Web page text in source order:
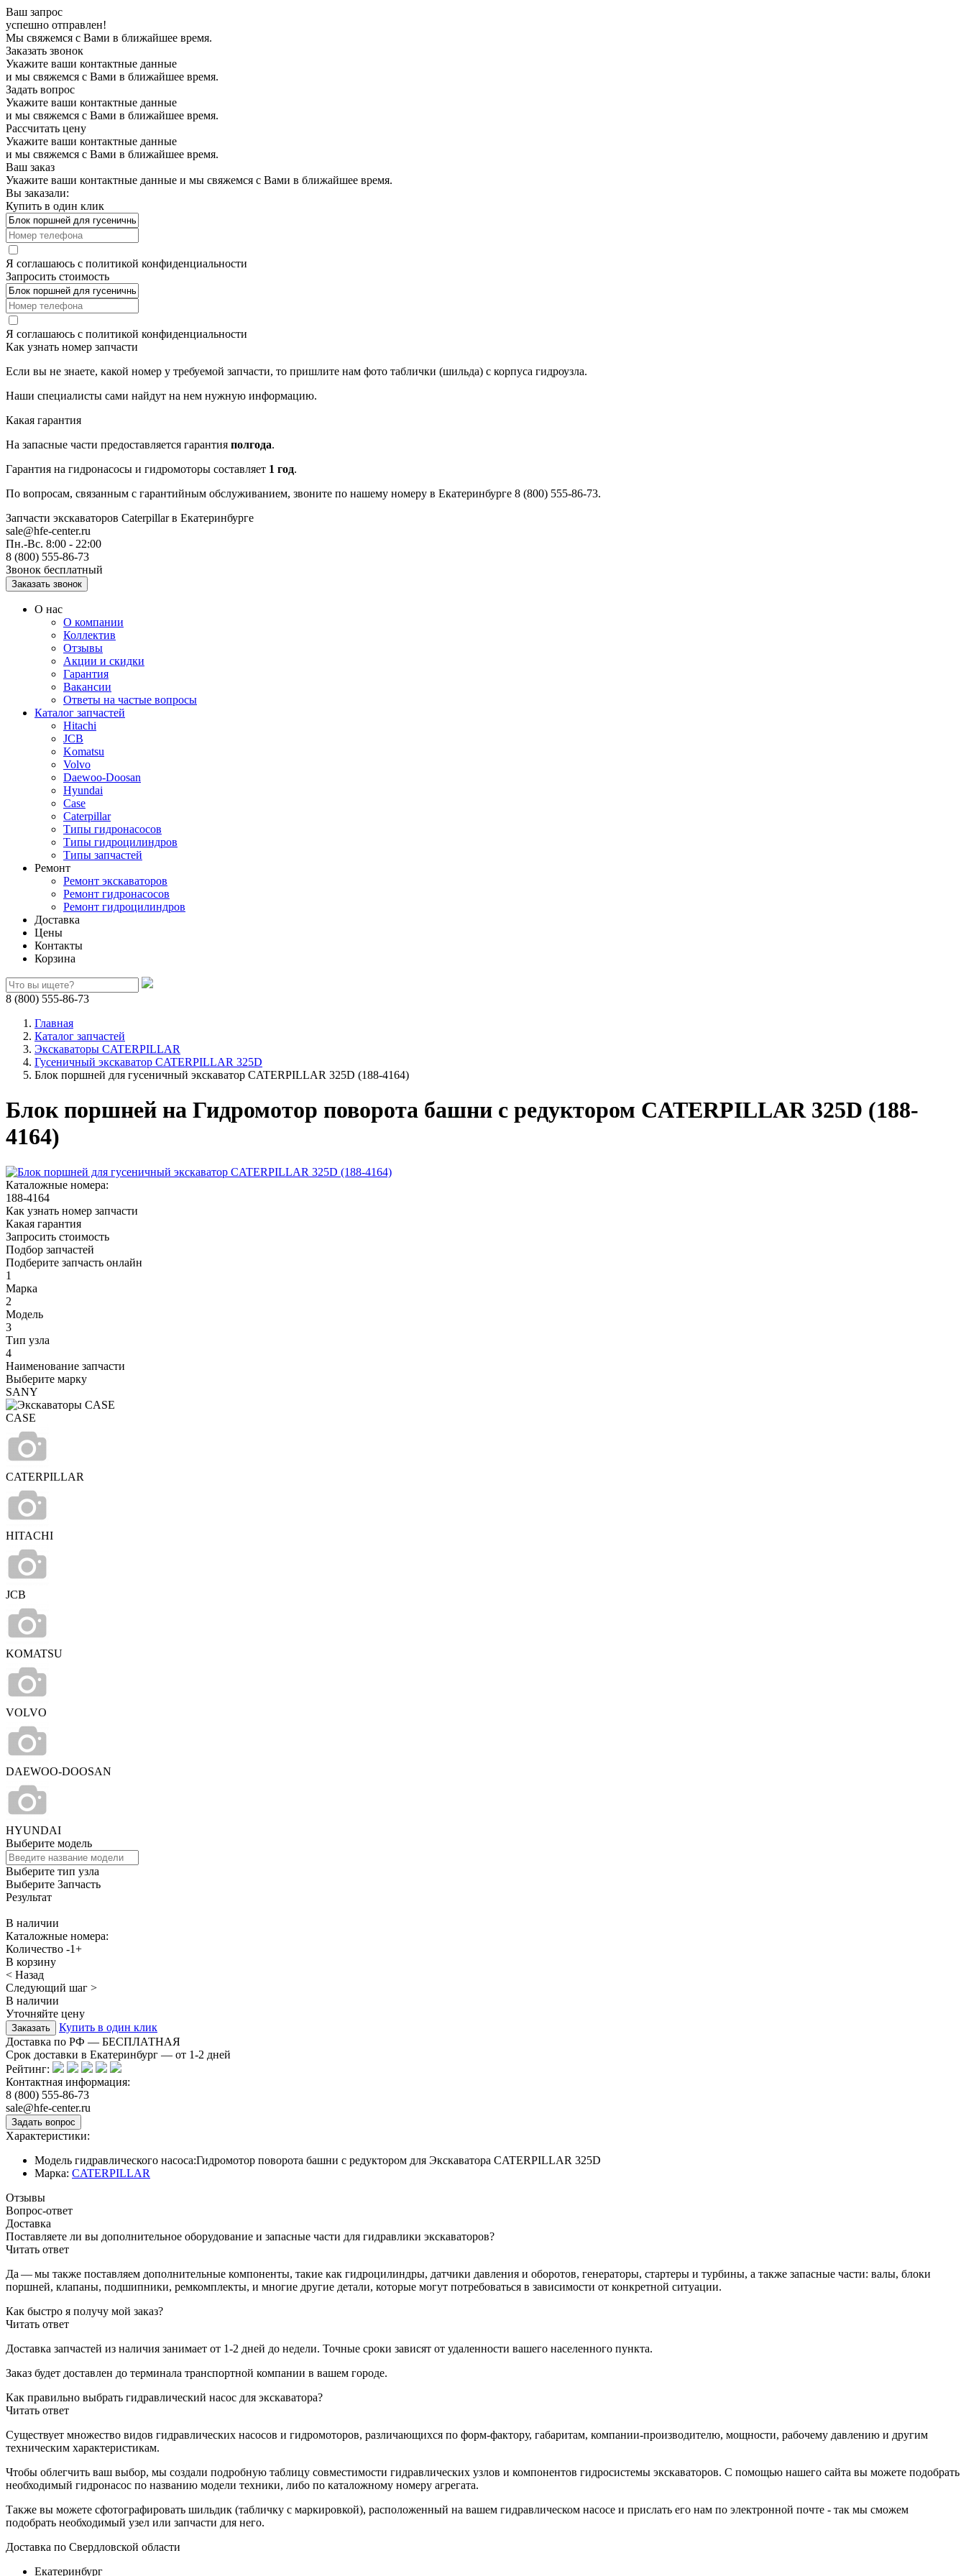
Ваш запрос
успешно отправлен!
Мы свяжемся с Вами в ближайшее время.
Заказать звонок
Укажите ваши контактные данные
и мы свяжемся с Вами в ближайшее время.
Задать вопрос
Укажите ваши контактные данные
и мы свяжемся с Вами в ближайшее время.
Рассчитать цену
Укажите ваши контактные данные
и мы свяжемся с Вами в ближайшее время.
Ваш заказ
Укажите ваши контактные данные и мы свяжемся с Вами в ближайшее время.
Вы заказали:
Купить в один клик
Я соглашаюсь с политикой конфиденциальности
Запросить стоимость
Я соглашаюсь с политикой конфиденциальности
Как узнать номер запчасти
Если вы не знаете, какой номер у требуемой запчасти, то пришлите нам фото таблички (шильда) с корпуса гидроузла.
Наши специалисты сами найдут на нем нужную информацию.
Какая гарантия
На запасные части предоставляется гарантия полгода.
Гарантия на гидронасосы и гидромоторы составляет 1 год.
По вопросам, связанным с гарантийным обслуживанием, звоните по нашему номеру в Екатеринбурге 8 (800) 555-86-73.
Запчасти экскаваторов Caterpillarв Екатеринбурге
sale@hfe-center.ru
Пн.-Вс. 8:00 - 22:00
8 (800) 555-86-73
Звонок бесплатный
О нас
О компании
Коллектив
Отзывы
Акции и скидки
Гарантия
Вакансии
Ответы на частые вопросы
Каталог запчастей
Hitachi
JCB
Komatsu
Volvo
Daewoo-Doosan
Hyundai
Case
Caterpillar
Типы гидронасосов
Типы гидроцилиндров
Типы запчастей
Ремонт
Ремонт экскаваторов
Ремонт гидронасосов
Ремонт гидроцилиндров
Доставка
Цены
Контакты
Корзина
8 (800) 555-86-73
Главная
Каталог запчастей
Экскаваторы CATERPILLAR
Гусеничный экскаватор CATERPILLAR 325D
Блок поршней для гусеничный экскаватор CATERPILLAR 325D (188-4164)
Блок поршней на Гидромотор поворота башни с редуктором CATERPILLAR 325D (188-
4164)
Каталожные номера:
188-4164
Как узнать номер запчасти
Какая гарантия
Запросить стоимость
Подбор запчастей
Подберите запчасть онлайн
1
Марка
2
Модель
3
Тип узла
4
Наименование запчасти
Выберите марку
SANY
CASE
CATERPILLAR
HITACHI
JCB
KOMATSU
VOLVO
DAEWOO-DOOSAN
HYUNDAI
Выберите модель
Выберите тип узла
Выберите Запчасть
Результат
В наличии
Каталожные номера:
Количество -1+
В корзину
< Назад
Следующий шаг >
В наличии
Уточняйте цену
Купить в один клик
Доставка по РФ — БЕСПЛАТНАЯ
Срок доставки в Екатеринбург — от 1-2 дней
Рейтинг:
Контактная информация:
8 (800) 555-86-73
sale@hfe-center.ru
Характеристики:
Модель гидравлического насоса:Гидромотор поворота башни с редуктором для Экскаватора CATERPILLAR 325D
Марка: CATERPILLAR
Отзывы
Вопрос-ответ
Доставка
Поставляете ли вы дополнительное оборудование и запасные части для гидравлики экскаваторов?
Читать ответ
Да — мы также поставляем дополнительные компоненты, такие как гидроцилиндры, датчики давления и оборотов, генераторы, стартеры и турбины, а также запасные части: валы, блоки
поршней, клапаны, подшипники, ремкомплекты, и многие другие детали, которые могут потребоваться в зависимости от конкретной ситуации.
Как быстро я получу мой заказ?
Читать ответ
Доставка запчастей из наличия занимает от 1-2 дней до недели. Точные сроки зависят от удаленности вашего населенного пункта.
Заказ будет доставлен до терминала транспортной компании в вашем городе.
Как правильно выбрать гидравлический насос для экскаватора?
Читать ответ
Существует множество видов гидравлических насосов и гидромоторов, различающихся по форм-фактору, габаритам, компании-производителю, мощности, рабочему давлению и другим
техническим характеристикам.
Чтобы облегчить ваш выбор, мы создали подробную таблицу совместимости гидравлических узлов и компонентов гидросистемы экскаваторов. С помощью нашего сайта вы можете подобрать
необходимый гидронасос по названию модели техники, либо по каталожному номеру агрегата.
Также вы можете сфотографировать шильдик (табличку с маркировкой), расположенный на вашем гидравлическом насосе и прислать его нам по электронной почте - так мы сможем
подобрать необходимый узел или запчасти для него.
Доставка по Свердловской области
Екатеринбург